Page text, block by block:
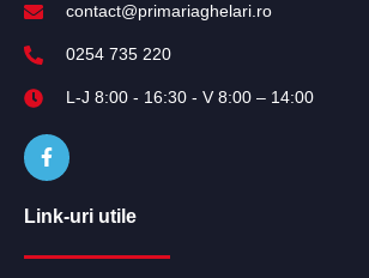
contact@primariaghelari.ro
0254 735 220
L-J 8:00 - 16:30 - V 8:00 – 14:00
Link-uri utile